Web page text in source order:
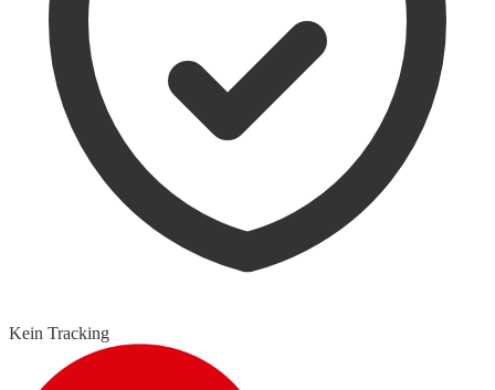
Kein Tracking